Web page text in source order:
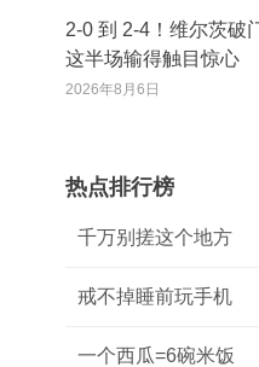
2‑0 到 2‑4！维尔茨
这半场输得触目惊心
2026年8月6日
热点排行榜
千万别搓这个地方
戒不掉睡前玩手机
一个西瓜=6碗米饭